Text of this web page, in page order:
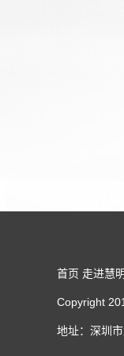
首页 走进慧
Copyright
地址：深圳